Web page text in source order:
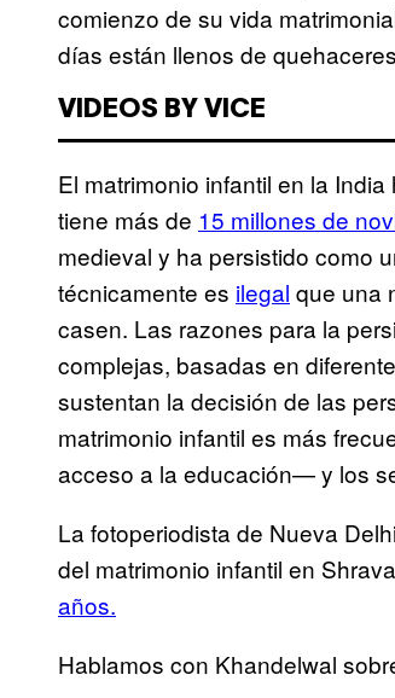
comienzo de su vida
días están llenos de
VIDEOS BY VICE
El matrimonio infantil en la India
tiene más de 15 millones de
medieval y ha persistido como
técnicamente es ilegal que una
casen. Las razones para la
complejas, basadas en
sustentan la decisión de las
matrimonio infantil es más
acceso a la educación— y los
La fotoperiodista de Nueva
del matrimonio infantil en
años.
Hablamos con Khandelwal